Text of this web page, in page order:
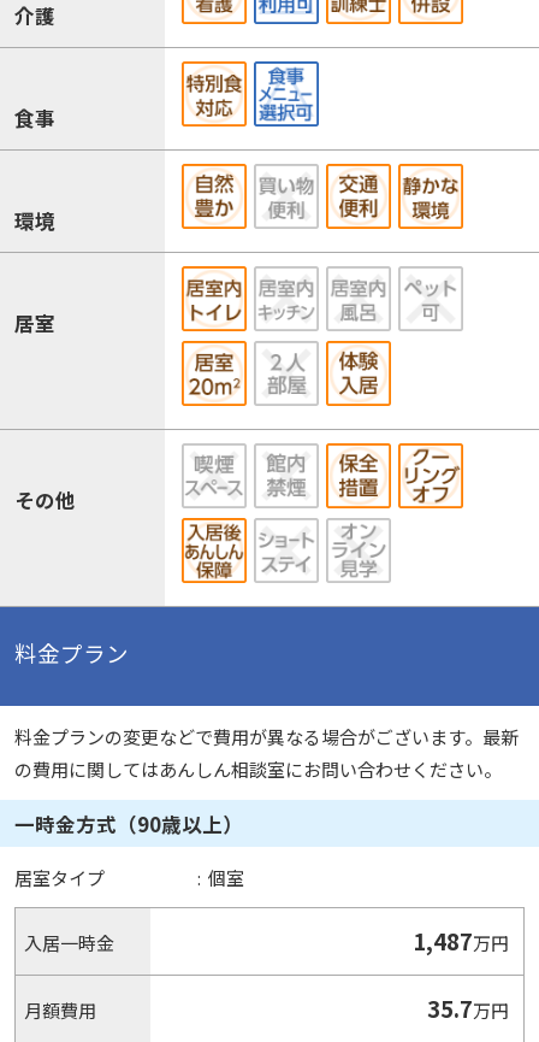
介護
食事
環境
居室
その他
料金プラン
料金プランの変更などで費用が異なる場合がございます。最新
の費用に関してはあんしん相談室にお問い合わせください。
一時金方式（90歳以上）
居室タイプ : 個室
入居一時金 1,487万円
月額費用 35.7万円